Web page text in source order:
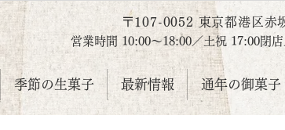
〒107-0052 東京都港区赤
営業時間 10:00～18:00／ 土祝 17:00閉店
季節の生菓子 最新情報 通年の御菓子